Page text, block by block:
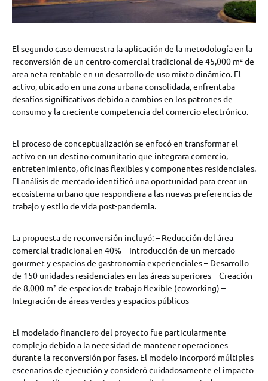
El segundo caso demuestra la aplicación de la metodología en la
reconversión de un centro comercial tradicional de 45,000 m² de
area neta rentable en un desarrollo de uso mixto dinámico. El
activo, ubicado en una zona urbana consolidada, enfrentaba
desafíos significativos debido a cambios en los patrones de
consumo y la creciente competencia del comercio electrónico.
El proceso de conceptualización se enfocó en transformar el
activo en un destino comunitario que integrara comercio,
entretenimiento, oficinas flexibles y componentes residenciales.
El análisis de mercado identificó una oportunidad para crear un
ecosistema urbano que respondiera a las nuevas preferencias de
trabajo y estilo de vida post-pandemia.
La propuesta de reconversión incluyó: – Reducción del área
comercial tradicional en 40% – Introducción de un mercado
gourmet y espacios de gastronomía experienciales – Desarrollo
de 150 unidades residenciales en las áreas superiores – Creación
de 8,000 m² de espacios de trabajo flexible (coworking) –
Integración de áreas verdes y espacios públicos
El modelado financiero del proyecto fue particularmente
complejo debido a la necesidad de mantener operaciones
durante la reconversión por fases. El modelo incorporó múltiples
escenarios de ejecución y consideró cuidadosamente el impacto